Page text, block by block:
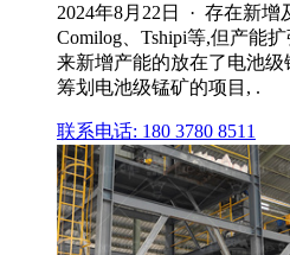
2024年8月22日 · 存在新增
Comilog、Tshipi等,但产能
来新增产能的放在了电池
筹划电池级锰矿的项目, .
联系电话: 180 3780 8511